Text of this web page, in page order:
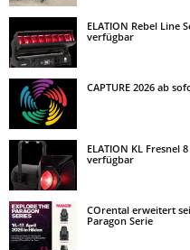
ELATION Rebel Line
verfügbar
CAPTURE 2026 ab
ELATION KL Fresnel
verfügbar
COrental erweitert
Paragon Serie